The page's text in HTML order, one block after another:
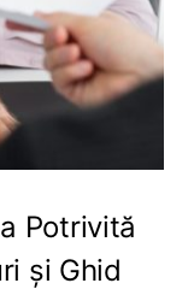
Potrivită
și Ghid